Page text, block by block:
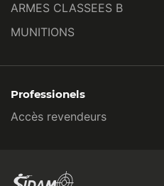
ARMES CLASSEES B
MUNITIONS
Professionels
Accès revendeurs